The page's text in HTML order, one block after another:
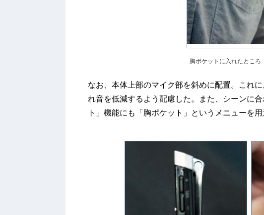
胸ポケットに入れたところ
なお、本体上部のマイク部を斜めに配置。これ
れ音を低減するよう配慮した。また、シーンに
ト」機能にも「胸ポケット」というメニューを用